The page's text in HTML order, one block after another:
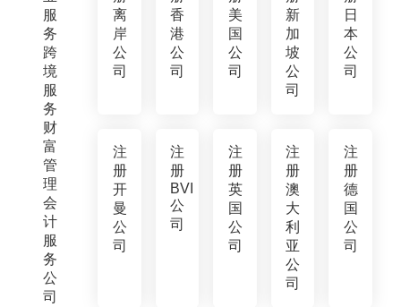
服
务
跨
境
服
务
财
富
管
理
会
计
服
务
公
司
离
岸
公
司
香
港
公
司
美
国
公
司
新
加
坡
公
司
日
本
公
司
注
册
开
曼
公
司
注
册
BVI
公
司
注
册
英
国
公
司
注
册
澳
大
利
亚
公
司
注
册
德
国
公
司